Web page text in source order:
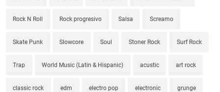
Rock N Roll Rock progresivo Salsa Screamo
Skate Punk Slowcore Soul Stoner Rock Surf Rock
Trap World Music (Latin & Hispanic) acustic art rock
classic rock edm electro pop electronic grunge